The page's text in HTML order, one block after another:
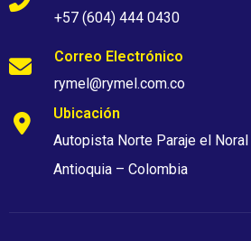
+57 (604) 444 0430
Correo Electrónico
rymel@rymel.com.co
Ubicación
Autopista Norte Paraje el Noral
Antioquia – Colombia